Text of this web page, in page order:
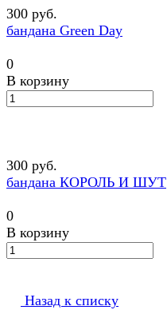
300 руб.
бандана Green Day
0
В корзину
300 руб.
бандана КОРОЛЬ И ШУТ
0
В корзину
Назад к списку